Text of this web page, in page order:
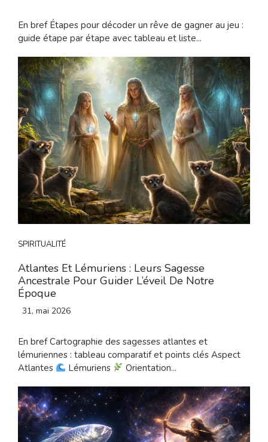
En bref Étapes pour décoder un rêve de gagner au jeu :
guide étape par étape avec tableau et liste...
SPIRITUALITÉ
Atlantes Et Lémuriens : Leurs Sagesse
Ancestrale Pour Guider L’éveil De Notre
Époque
31, mai 2026
En bref Cartographie des sagesses atlantes et
lémuriennes : tableau comparatif et points clés Aspect
Atlantes
Lémuriens Orientation...